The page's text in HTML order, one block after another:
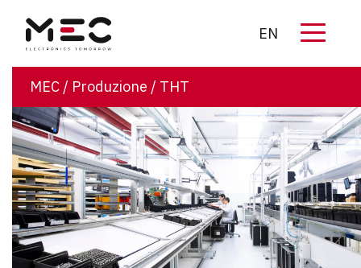
EN
MEC / Produzione / THT